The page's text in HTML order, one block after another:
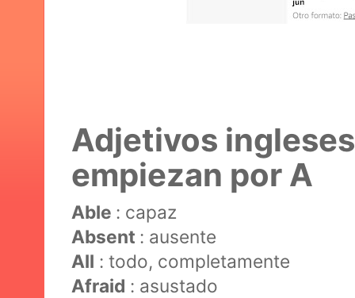
Adjetivos
empiezan por A
Able : capaz
Absent : ausente
All : todo, completamente
Afraid : asustado